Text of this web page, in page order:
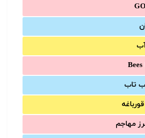
تاب
مهاجم